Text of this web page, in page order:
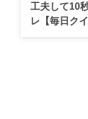
工夫して10
レ【毎日クイ